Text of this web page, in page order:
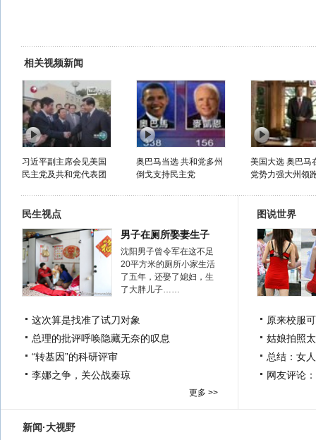
相关视频新闻
习近平副主席会见美国
民主党及共和党代表团
奥巴马当选 共和党多州
倒戈支持民主党
美国大选 奥巴马
党势力强大州领
民生视点
男子在厕所娶妻生子
沈阳男子曾令军在这不足
20平方米的厕所小家生活
了五年，还娶了媳妇，生
了大胖儿子……
这次算是找准了试刀对象
总理的批评呼唤隐藏无奈的叹息
“转基因”的科研评审
李娜之争，关公战秦琼
更多 >>
图说世界
原来校服
姑娘拍照
总结：女
网友评论
新闻·大视野